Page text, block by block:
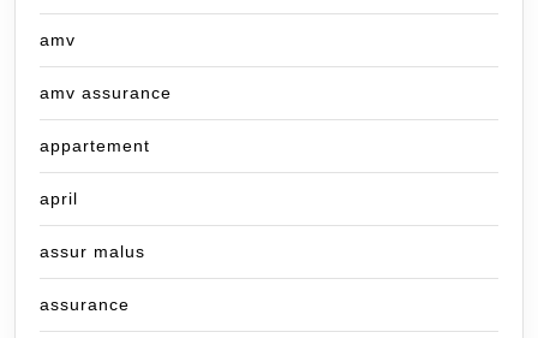
amv
amv assurance
appartement
april
assur malus
assurance